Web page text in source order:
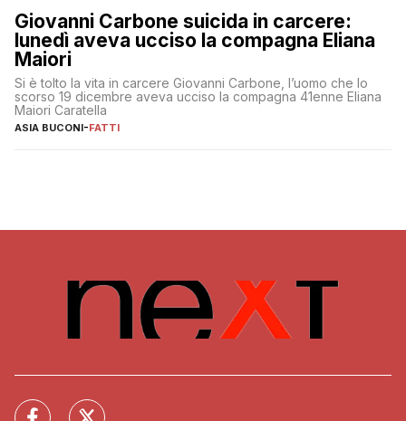
Giovanni Carbone suicida in carcere:
lunedì aveva ucciso la compagna Eliana
Maiori
Si è tolto la vita in carcere Giovanni Carbone, l’uomo che lo
scorso 19 dicembre aveva ucciso la compagna 41enne Eliana
Maiori Caratella
ASIA BUCONI-FATTI